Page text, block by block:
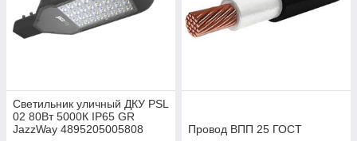
Светильник уличный ДКУ PSL
02 80Вт 5000К IP65 GR
JazzWay 4895205005808
Провод ВПП 25 ГОСТ